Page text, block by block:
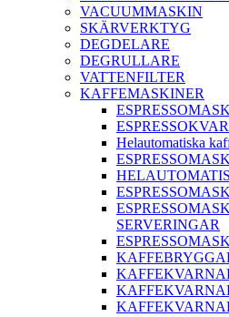
VACUUMMASKIN
SKÄRVERKTYG
DEGDELARE
DEGRULLARE
VATTENFILTER
KAFFEMASKINER
Helautomatiska
SERVERINGAR